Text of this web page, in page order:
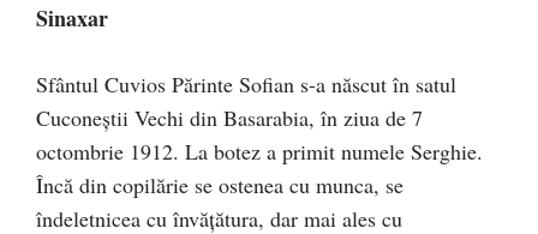
Sinaxar
Sfântul Cuvios Părinte Sofian s-a născut în satul
Cuconeștii Vechi din Basarabia, în ziua de 7
octombrie 1912. La botez a primit numele Serghie.
Încă din copilărie se ostenea cu munca, se
îndeletnicea cu învățătura, dar mai ales cu